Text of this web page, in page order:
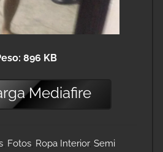
896 KB
Mediafire
, Fotos, Ropa Interior, Semi